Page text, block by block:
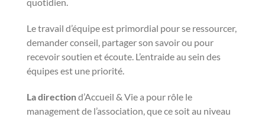
Le travail d’équipe est primordial pour se ressourcer,
demander conseil, partager son savoir ou pour
recevoir soutien et écoute. L’entraide au sein des
équipes est une priorité.
La directiond’Accueil & Vie a pour rôle le
management de l’association, que ce soit au niveau